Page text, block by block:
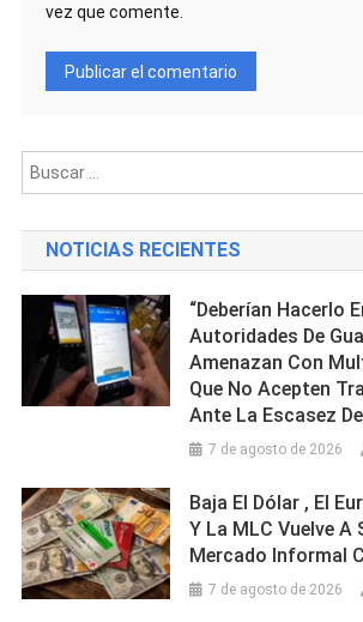
vez que comente.
NOTICIAS RECIENTES
“Deberían Hacerlo
Autoridades De
Amenazan Con
Que No Acepten
Ante La Escasez
7 de agosto de 2026
Baja El Dólar , El
Y La MLC Vuelve A
Mercado Informal
7 de agosto de 2026